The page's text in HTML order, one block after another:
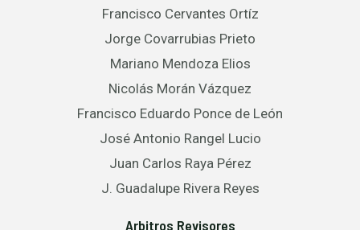
Francisco Cervantes Ortíz
Jorge Covarrubias Prieto
Mariano Mendoza Elios
Nicolás Morán Vázquez
Francisco Eduardo Ponce de León
José Antonio Rangel Lucio
Juan Carlos Raya Pérez
J. Guadalupe Rivera Reyes
Arbitros Revisores